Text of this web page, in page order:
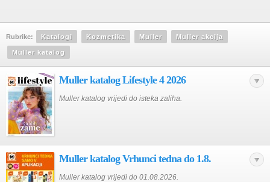
Rubrike: Katalogi Kozmetika Muller Muller akcija
Muller katalog
Muller katalog Lifestyle 4 2026
Muller katalog vrijedi do isteka zaliha.
Muller katalog Vrhunci tedna do 1.8.
Muller katalog vrijedi do 01.08.2026.